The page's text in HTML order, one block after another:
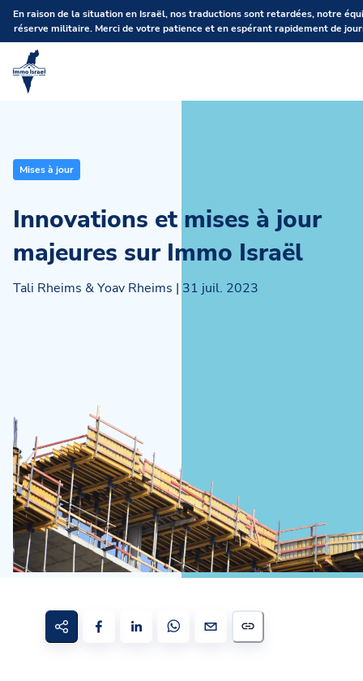
En raison de la situation en Israël, nos traductions sont retardées, notre
réserve militaire. Merci de votre patience et en espérant rapidement de
Mises à jour
Innovations et mises à jour
majeures sur Immo Israël
Tali Rheims & Yoav Rheims | 31 juil. 2023